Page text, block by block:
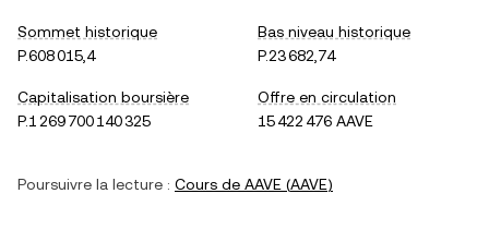
Sommet historique
P.608 015,4
Bas niveau historique
P.23 682,74
Capitalisation boursière
P.1 269 700 140 325
Offre en circulation
15 422 476 AAVE
Poursuivre la lecture : Cours de AAVE (AAVE)